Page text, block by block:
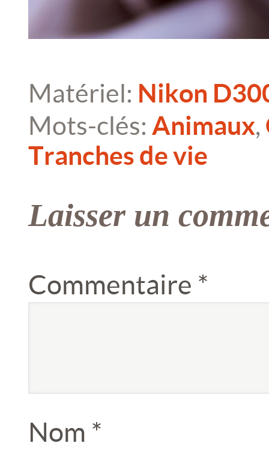
Matériel: Nikon
Mots-clés: Animaux,
Tranches de vie
Laisser un
Commentaire *
Nom *